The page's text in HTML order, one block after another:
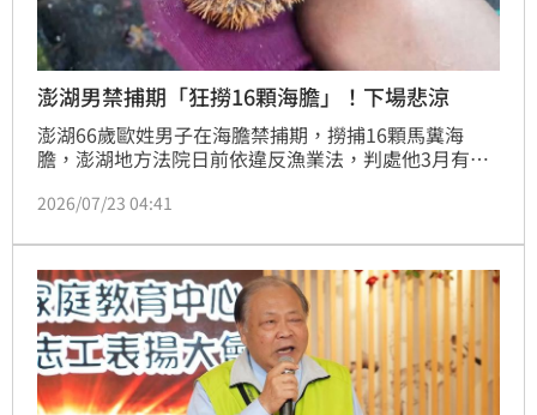
澎湖男禁捕期「狂撈16顆海膽」！下場悲涼
澎湖66歲歐姓男子在海膽禁捕期，撈捕16顆馬糞海
膽，澎湖地方法院日前依違反漁業法，判處他3月有期
顆海膽恐要付出17萬元的代價。
2026/07/23 04:41